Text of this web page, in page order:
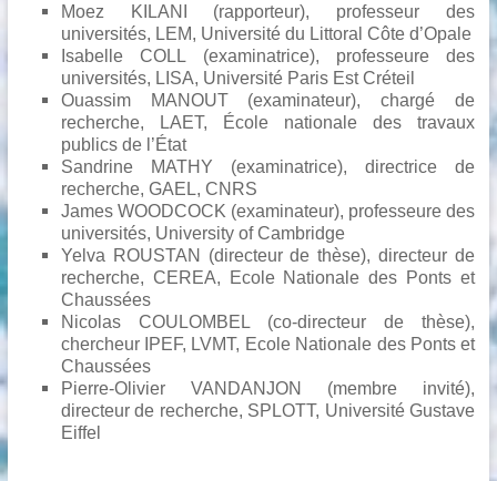
Moez KILANI
(rapporteur), professeur des
universités, LEM, Université du Littoral Côte d’Opale
Isabelle COLL (examinatrice), professeure des
universités, LISA, Université Paris Est Créteil
Ouassim MANOUT(examinateur), chargé de
recherche, LAET, École nationale des travaux
publics de l’État
Sandrine MATHY (examinatrice), directrice de
recherche, GAEL, CNRS
James WOODCOCK (examinateur), professeure des
universités, University of Cambridge
Yelva ROUSTAN
(directeur de thèse), directeur de
recherche, CEREA, Ecole Nationale des Ponts et
Chaussées
Nicolas COULOMBEL (co-directeur de thèse),
chercheur IPEF, LVMT, Ecole Nationale des Ponts et
Chaussées
Pierre-Olivier VANDANJON
(membre invité),
directeur de recherche, SPLOTT, Université Gustave
Eiffel